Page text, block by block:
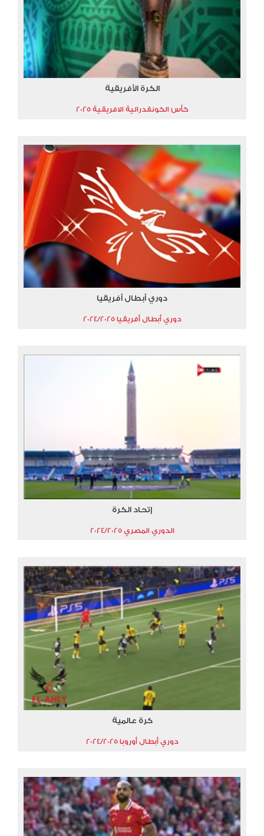
الكرة الأفريقية
كأس الكونفدرالية الافريقية 2025
دوري أبطال أفريقيا
دوري أبطال أفريقيا 2024/2025
إتحاد الكرة
الدوري المصري 2024/2025
كرة عالمية
دوري أبطال أوروبا 2024/2025